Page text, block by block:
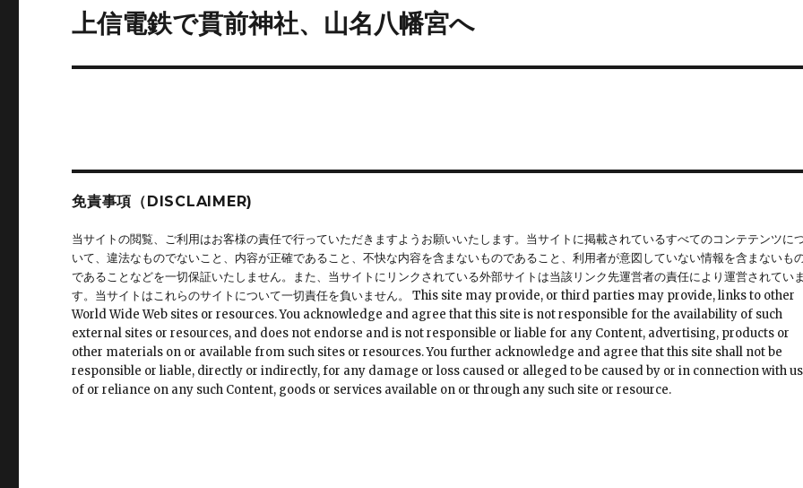
ゲ
ン
次
投
上信電鉄で貫前神社、山名八幡宮へ
免責事項（DISCLAIMER)
当サイトの閲覧、ご利用はお客様の責任で行っていただきますようお願いいたします。当サイトに掲載されているすべてのコンテテンツに
いて、違法なものでないこと、内容が正確であること、不快な内容を含まないものであること、利用者が意図していない情報を含まないも
であることなどを一切保証いたしません。また、当サイトにリンクされている外部サイトは当該リンク先運営者の責任により運営されていま
す。当サイトはこれらのサイトについて一切責任を負いません。 This site may provide, or third parties may provide, links to other
World Wide Web sites or resources. You acknowledge and agree that this site is not responsible for the availability of such
external sites or resources, and does not endorse and is not responsible or liable for any Content, advertising, products or
other materials on or available from such sites or resources. You further acknowledge and agree that this site shall not be
responsible or liable, directly or indirectly, for any damage or loss caused or alleged to be caused by or in connection with
of or reliance on any such Content, goods or services available on or through any such site or resource.